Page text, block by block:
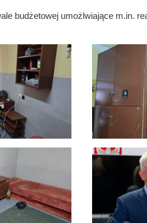
budżetowej umożlwiające m.in.